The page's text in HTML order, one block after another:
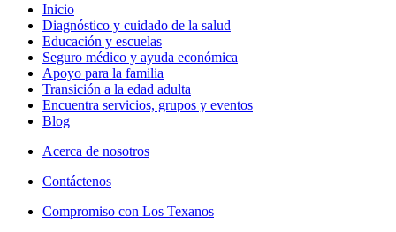
Inicio
Diagnóstico y cuidado de la salud
Educación y escuelas
Seguro médico y ayuda económica
Apoyo para la familia
Transición a la edad adulta
Encuentra servicios, grupos y eventos
Blog
Acerca de nosotros
Contáctenos
Compromiso con Los Texanos